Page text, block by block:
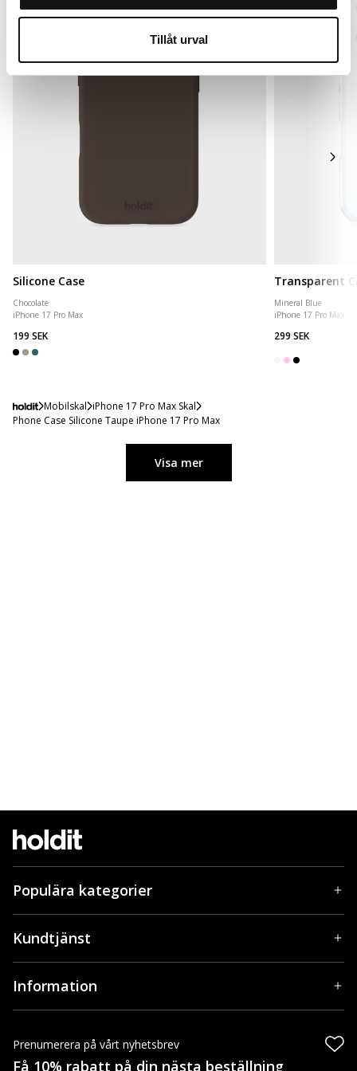
Tillåt urval
Silicone Case
Chocolate
iPhone 17 Pro Max
199 SEK
Transparent
Mineral Blue
iPhone 17 Pro Max
299 SEK
Mobilskal iPhone 17 Pro Max Skal
Phone Case Silicone Taupe iPhone 17 Pro Max
Visa mer
Populära kategorier
Kundtjänst
Information
Prenumerera på vårt nyhetsbrev
Få 10% rabatt på din nästa beställning